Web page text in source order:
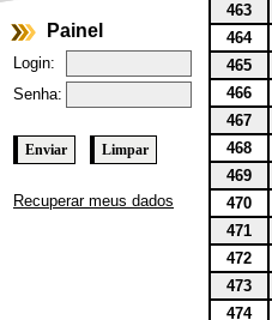
463
464
465
466
467
468
469
470
471
472
473
474
Painel
Login:
Senha:
Recuperar meus dados